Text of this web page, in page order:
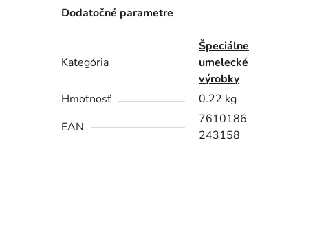
Dodatočné parametre
Kategória
Špeciálne
umelecké
výrobky
Hmotnosť
0.22 kg
EAN
7610186
243158